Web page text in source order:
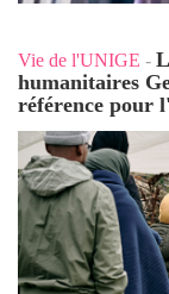
Vie de l'UNIGE -
humanitaires
référence pour